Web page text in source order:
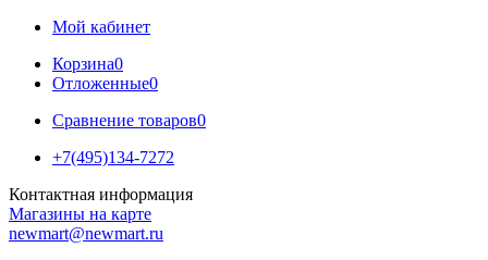
Мой кабинет
Корзина0
Отложенные0
Сравнение товаров0
+7(495)134-7272
Контактная информация
Магазины на карте
newmart@newmart.ru